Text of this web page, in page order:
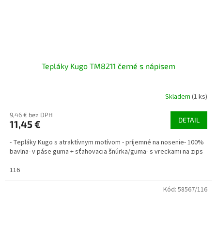
Tepláky Kugo TM8211 černé s nápisem
Skladem (1 ks)
9,46 € bez DPH
11,45 € DETAIL
- Tepláky Kugo s atraktívnym motívom - príjemné na nosenie- 100%
bavlna- v páse guma + sťahovacia šnúrka/guma- s vreckami na zips
116
Kód: 58567/116